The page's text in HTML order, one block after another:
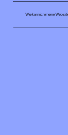
Wie kann ich meine